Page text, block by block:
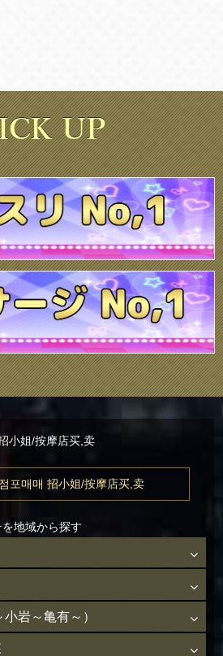
小姐/按摩店买,卖
포매매 招小姐/按摩店买,卖
地域から探す
岩～亀有～）